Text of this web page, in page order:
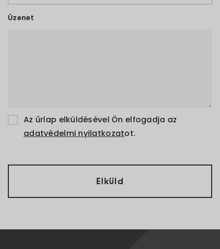
Üzenet
Az űrlap elküldésével Ön elfogadja az
adatvédelmi nyilatkozatot.